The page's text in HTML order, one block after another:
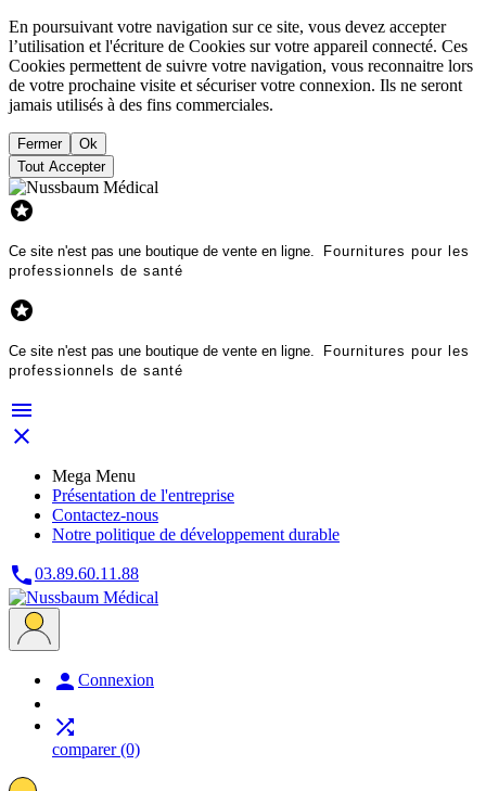
En poursuivant votre navigation sur ce site, vous devez accepter
l’utilisation et l'écriture de Cookies sur votre appareil connecté. Ces
Cookies permettent de suivre votre navigation, vous reconnaitre lors
de votre prochaine visite et sécuriser votre connexion. Ils ne seront
jamais utilisés à des fins commerciales.
Fermer
Ok
Tout Accepter

Ce site n'est pas une boutique de vente en ligne.
Fournitures pour les
professionnels de santé

Ce site n'est pas une boutique de vente en ligne.
Fournitures pour les
professionnels de santé


Mega Menu
Présentation de l'entreprise
Contactez-nous
Notre politique de développement durable
03.89.60.11.88
 Connexion

comparer(0)